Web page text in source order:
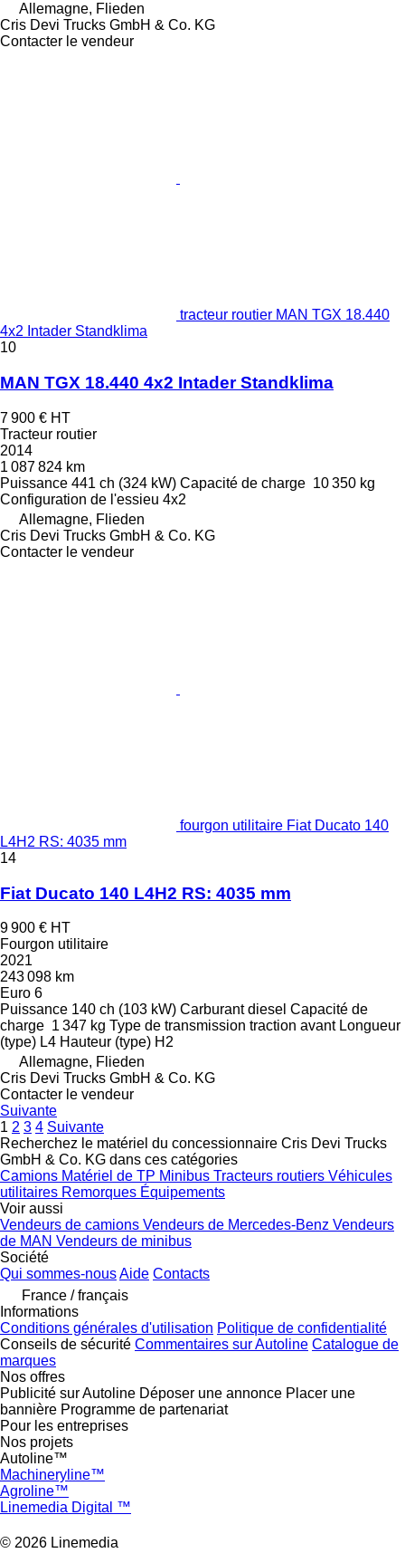
Allemagne, Flieden
Cris Devi Trucks GmbH & Co. KG
Contacter le vendeur
tracteur routier MAN TGX 18.440
4x2 Intader Standklima
10
MAN TGX 18.440 4x2 Intader Standklima
7 900 € HT
Tracteur routier
2014
1 087 824 km
Puissance 441 ch (324 kW) Capacité de charge 10 350 kg
Configuration de l'essieu 4x2
Allemagne, Flieden
Cris Devi Trucks GmbH & Co. KG
Contacter le vendeur
fourgon utilitaire Fiat Ducato 140
L4H2 RS: 4035 mm
14
Fiat Ducato 140 L4H2 RS: 4035 mm
9 900 € HT
Fourgon utilitaire
2021
243 098 km
Euro 6
Puissance 140 ch (103 kW) Carburant diesel Capacité de
charge 1 347 kg Type de transmission traction avant Longueur
(type) L4 Hauteur (type) H2
Allemagne, Flieden
Cris Devi Trucks GmbH & Co. KG
Contacter le vendeur
Suivante
1 2 3 4 Suivante
Recherchez le matériel du concessionnaire Cris Devi Trucks
GmbH & Co. KG dans ces catégories
Camions Matériel de TP Minibus Tracteurs routiers Véhicules
utilitaires Remorques Équipements
Voir aussi
Vendeurs de camions Vendeurs de Mercedes-Benz Vendeurs
de MAN Vendeurs de minibus
Société
Qui sommes-nousAide Contacts
France / français
Informations
Conditions générales d'utilisation Politique de confidentialité
Conseils de sécurité Commentaires sur Autoline Catalogue de
marques
Nos offres
Publicité sur Autoline Déposer une annonce Placer une
bannière Programme de partenariat
Pour les entreprises
Nos projets
Autoline™
Machineryline™
Agroline™
Linemedia Digital ™
© 2026 Linemedia